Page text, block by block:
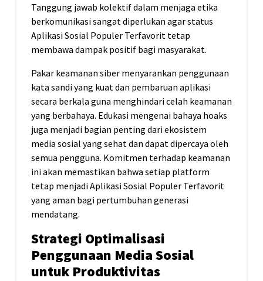
Tanggung jawab kolektif dalam menjaga etika
berkomunikasi sangat diperlukan agar status
Aplikasi Sosial Populer Terfavorit tetap
membawa dampak positif bagi masyarakat.
Pakar keamanan siber menyarankan penggunaan
kata sandi yang kuat dan pembaruan aplikasi
secara berkala guna menghindari celah keamanan
yang berbahaya. Edukasi mengenai bahaya hoaks
juga menjadi bagian penting dari ekosistem
media sosial yang sehat dan dapat dipercaya oleh
semua pengguna. Komitmen terhadap keamanan
ini akan memastikan bahwa setiap platform
tetap menjadi Aplikasi Sosial Populer Terfavorit
yang aman bagi pertumbuhan generasi
mendatang.
Strategi Optimalisasi
Penggunaan Media Sosial
untuk Produktivitas